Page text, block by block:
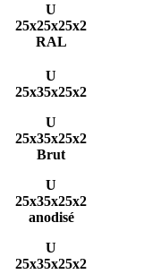
U
25x25x25x2
RAL
U
25x35x25x2
U
25x35x25x2
Brut
U
25x35x25x2
anodisé
U
25x35x25x2